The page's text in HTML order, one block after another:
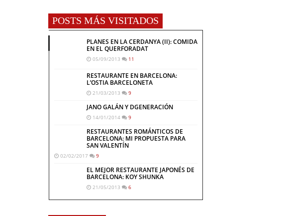
POSTS MÁS VISITADOS
PLANES EN LA CERDANYA (II): COMIDA
EN EL QUERFORADAT
05/09/2013 11
RESTAURANTE EN BARCELONA:
L’OSTIA BARCELONETA
21/03/2013 9
JANO GALÁN Y DGENERACIÓN
14/01/2014 9
RESTAURANTES ROMÁNTICOS DE
BARCELONA: MI PROPUESTA PARA
SAN VALENTÍN
02/02/2017 9
EL MEJOR RESTAURANTE JAPONÉS DE
BARCELONA: KOY SHUNKA
21/05/2013 6